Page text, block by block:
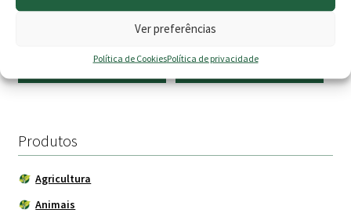
Ver preferências
Política de CookiesPolítica de privacidade
€Price
range:
2.00 €
Ver opções
20.00
20.00
Ver opções
product
Produtos
Agricultura
Animais